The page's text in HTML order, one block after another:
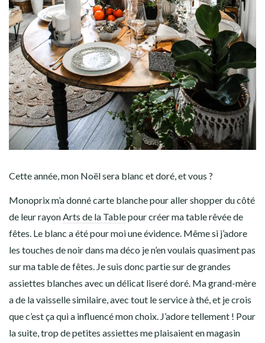
Cette année, mon Noël sera blanc et doré, et vous ?
Monoprix m’a donné carte blanche pour aller shopper du côté
de leur rayonArts de la Tablepour créer ma table rêvée de
fêtes. Le blanc a été pour moi une évidence. Même si j’adore
les touches de noir dans ma déco je n’en voulais quasiment pas
sur ma table de fêtes. Je suis donc partie sur de grandes
assiettes blanches avec un délicat liseré doré. Ma grand-mère
a de la vaisselle similaire, avec tout le service à thé, et je crois
que c’est ça qui a influencé mon choix. J’adore tellement ! Pour
la suite, trop de petites assiettes me plaisaient en magasin